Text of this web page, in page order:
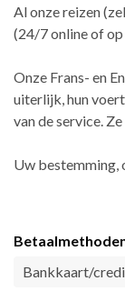
Al onze reizen
(24/7 online of
Onze Frans- en
uiterlijk, hun
van de service.
Uw bestemming,
Bankkaart/